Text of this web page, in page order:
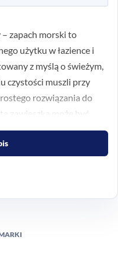
zapach morski to
użytku w łazience i
z myślą o świeżym,
czystości muszli przy
rozwiązania do
zawieszka może być
w
która łączy
do czyszczenia WC.